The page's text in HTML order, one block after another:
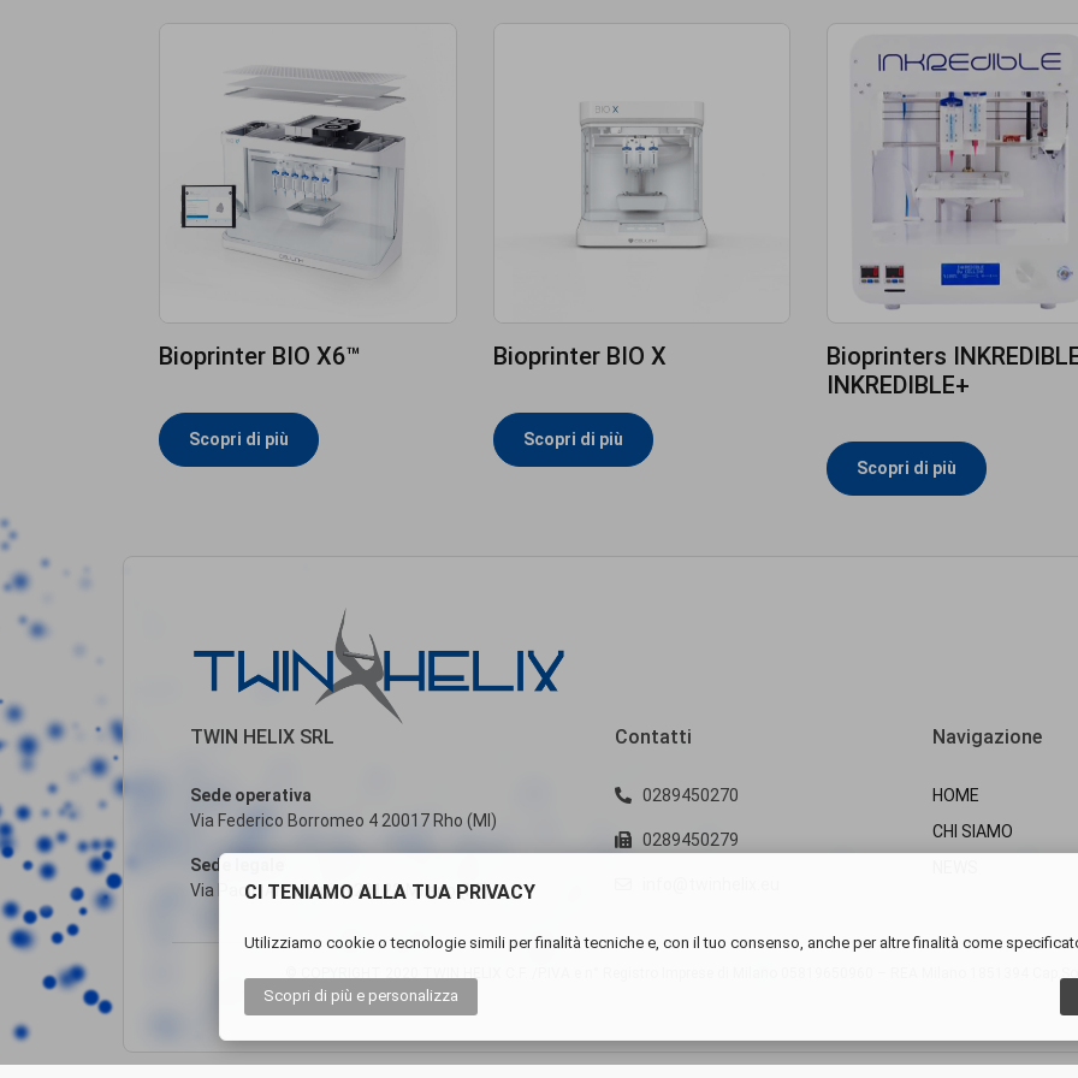
Bioprinter BIO X6™
Scopri di più
Bioprinter BIO X
Scopri di più
Bioprinters
INKREDIBLE+
Scopri di più
TWIN HELIX SRL
Sede operativa
Via Federico Borromeo 4 20017 Rho (MI)
Sede legale
Via Paolo Andreani, 6 20122 Milano (MI)
Contatti
0289450270
0289450279
Navigazione
HOME
CHI SIAMO
CI TENIAMO ALLA TUA PRIVACY
Utilizziamo cookie o tecnologie simili per finalità tecniche e, con il tuo consenso, anche per altre finalità come
Scopri di più e personalizza